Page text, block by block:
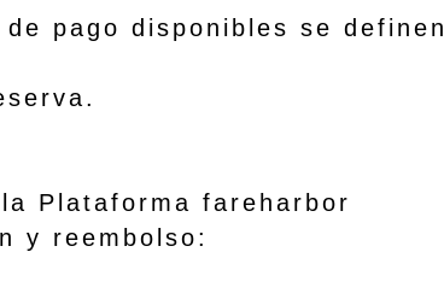
pago disponibles se definen
Plataforma fareharbor
y reembolso: